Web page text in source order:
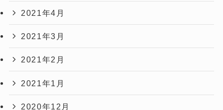
2021年4月
2021年3月
2021年2月
2021年1月
2020年12月